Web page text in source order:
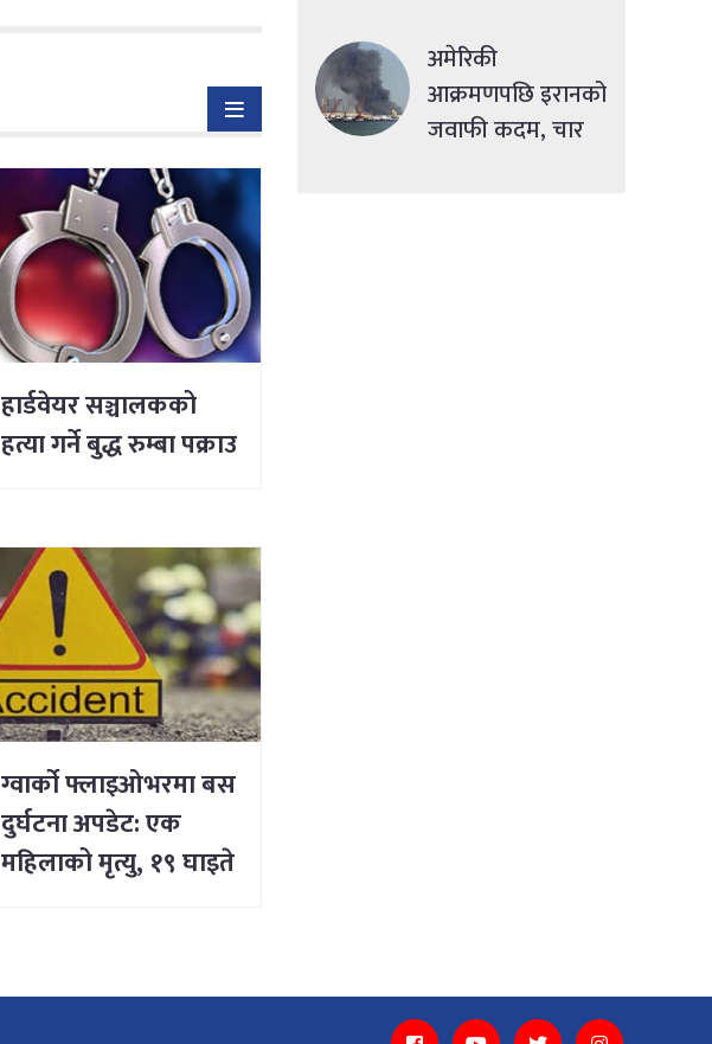
हार्डवेयर सञ्चालकको
हत्या गर्ने बुद्ध रुम्बा पक्राउ
ग्वार्को फ्लाइओभरमा बस
दुर्घटना अपडेट: एक
महिलाको मृत्यु, १९ घाइते
दिने
अमेरिकी
आक्रमणपछि इरानको
जवाफी कदम, चार